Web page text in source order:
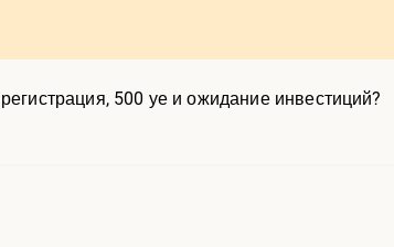
500 уе и ожидание инвестиций?